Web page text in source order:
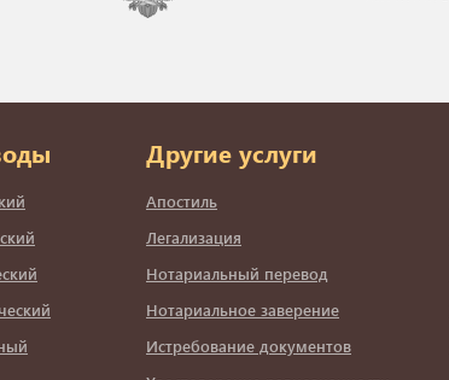
Другие услуги
Апостиль
Легализация
Нотариальный перевод
Нотариальное заверение
Истребование документов